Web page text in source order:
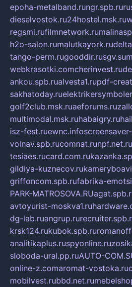
epoha-metalband.rungr.spb.ru
dieselvostok.ru24hostel.msk.ru
regsmi.rufilmnetwork.ru
h2o-salon.rumalutkayork.ru
tango-perm.rugooddir.rusgv.su
webkrasotki.comcherinvest.ru
ankou.spb.rualvesta1.rupdf-
sakhatoday.ru
golf2club.msk.ruaeforums.ru
multimodal.msk.ruhabaigry.ru
isz-fest.ruewnc.info
volnav.spb.rucomnat.runpf.net.ru
tesiaes.rucard.com.ru
gildiya-kuznecov.ru
griffoncom.spb.rufabrika-
PARK-MATROSOVA.RU
avtoyurist-moskva1.ru
dg-lab.ruangrup.ru
krsk124.rukubok.spb.ru
analitikaplus.ruspyonline.ru
sloboda-ural.pp.ruAUTO-
online-z.comaromat-vostoka.ru
mobilvest.rubbd.net.ru